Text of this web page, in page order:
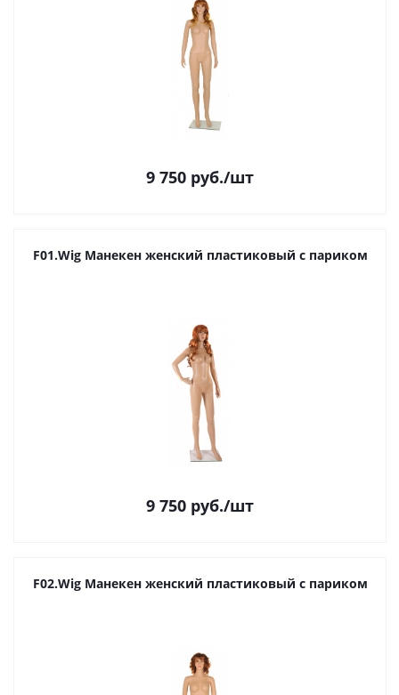
9 750 руб./шт
F01.Wig Манекен женский пластиковый с париком
9 750 руб./шт
F02.Wig Манекен женский пластиковый с париком